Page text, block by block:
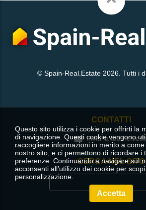
© Spain-Real.Estate 2026. Tutti i
CONTATTI
Invia la tua
CERCA NEL SITO
Questo sito utilizza i cookie per offrirti la
di navigazione. Questi cookie vengono
raccogliere informazioni in merito a
nostro sito, e ci permettono di ricordare i
preferenze. Continuando a navigare sul
acconsenti all’utilizzo dei cookie per
personalizzazione.
Accetta